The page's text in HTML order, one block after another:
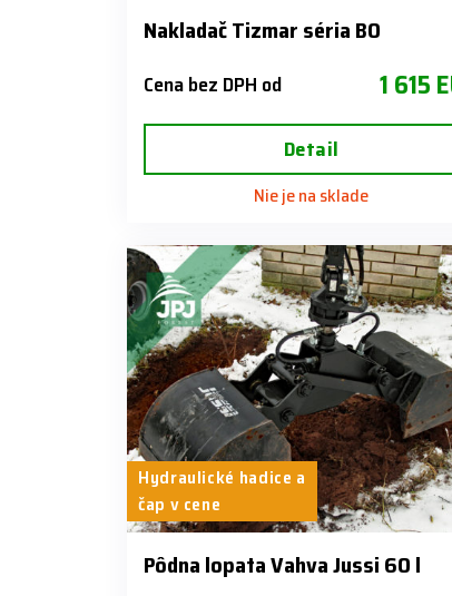
Nakladač Tizmar séria BO
Cena bez DPH od 1 615
Detail
Nie je na sklade
Hydraulické hadice a
čap v cene
Pôdna lopata Vahva Jussi 60 l